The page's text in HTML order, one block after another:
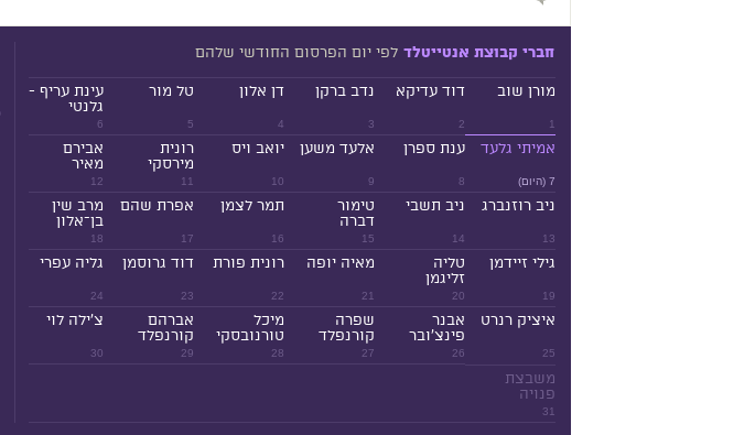
חברי קבוצת אנטייטלד לפי יום הפרסום החודשי שלהם
1
מורן שוב
2
דוד עדיקא
3
נדב ברקן
4
דן אלון
5
טל מור
6
עינת עריף -
גלנטי
7 (היום)
אמיתי גלעד
8
ענת ספרן
9
אלעד משען
10
יואב ויס
11
רונית
מירסקי
12
אבירם
מאיר
13
ניב רוזנברג
14
ניב תשבי
15
טימור
דברה
16
תמר לצמן
17
אפרת שהם
18
מרב שין
בן־אלון
19
גילי זיידמן
20
טליה
זליגמן
21
מאיה יופה
22
רונית פורת
23
דוד גרוסמן
24
גליה עפרי
25
איציק רנרט
26
אבנר
פינצ'ובר
27
שפרה
קורנפלד
28
מיכל
טורנובסקי
29
אברהם
קורנפלד
30
צ'ילה לוי
31
משבצת
פנויה